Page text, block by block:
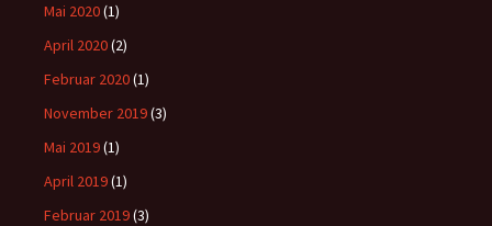
Mai 2020(1)
April 2020(2)
Februar 2020(1)
November 2019(3)
Mai 2019(1)
April 2019(1)
Februar 2019(3)